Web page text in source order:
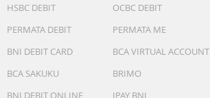
HSBC DEBIT
OCBC DEBIT
PERMATA DEBIT
PERMATA ME
BNI DEBIT CARD
BCA VIRTUAL ACCOUNT
BCA SAKUKU
BRIMO
BNI DEBIT ONLINE
IPAY BNI